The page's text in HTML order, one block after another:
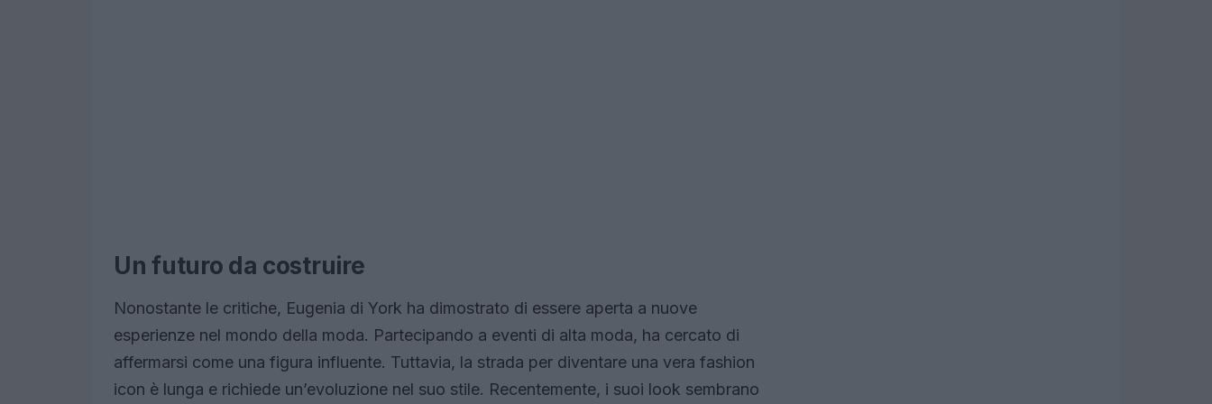
Un futuro da costruire
Nonostante le critiche, Eugenia di York ha dimostrato di essere aperta a nuove
esperienze nel mondo della moda. Partecipando a eventi di alta moda, ha cercato di
affermarsi come una figura influente. Tuttavia, la strada per diventare una vera fashion
icon è lunga e richiede un’evoluzione nel suo stile. Recentemente, i suoi look sembrano